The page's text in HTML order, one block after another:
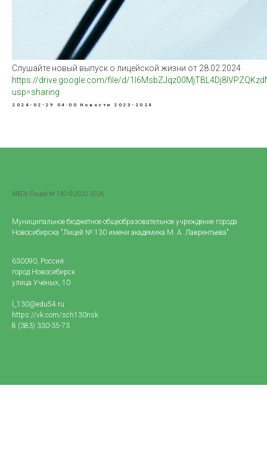
Слушайте новый выпуск о лицейской жизни от 28.02.2024
https://drive.google.com/file/d/
usp=sharing
2024-02-29 04:00 Новости 2023-2024
МБОУ Лицей № 130 © 2020-2026
Муниципальное бюджетное общеобразовательное учреждение города
Новосибирска "Лицей № 130 имени академика М. А. Лаврентьева"
630090, Россия
город Новосибирск
улица Учёных, 10
l_130@edu54.ru
https://vk.com/sch130nsk
8 (383) 330-35-73